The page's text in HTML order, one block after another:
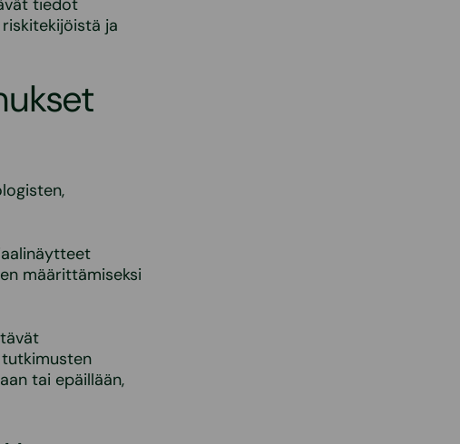
tiedot
ja
määrittämiseksi
tai epäillään,